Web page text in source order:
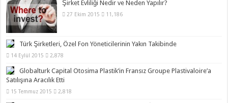
Aralık 2019
Şirket Evliliği Nedir ve Neden Yapılır?
27 Ekim 2015 11,186
Türk Şirketleri, Özel Fon Yöneticilerinin Yakın Takibinde
14 Eylül 2015 2,878
Globalturk Capital Otosima Plastik’in Fransız Groupe Plastivaloire’a
Satılışına Aracılık Etti
15 Temmuz 2015 2,818